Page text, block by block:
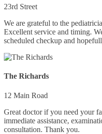
23rd Street
We are grateful to the
Excellent service and timing.
scheduled checkup and
The Richards
12 Main Road
Great doctor if you need your
immediate assistance,
consultation. Thank you.